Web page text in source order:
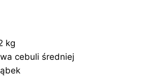
kg
cebuli średniej